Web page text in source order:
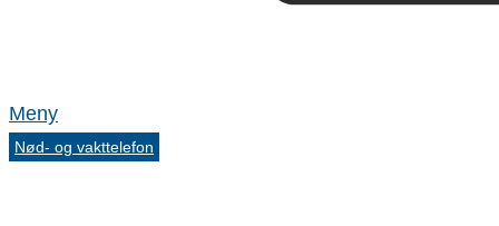
Meny
Nød- og vakttelefon